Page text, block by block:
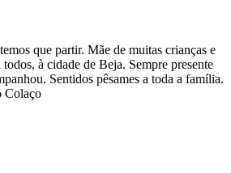
que partir. Mãe de muitas crianças e
à cidade de Beja. Sempre presente
Sentidos pêsames a toda a família.
Colaço